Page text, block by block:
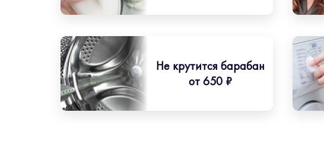
Не крутится барабан
от 650 ₽